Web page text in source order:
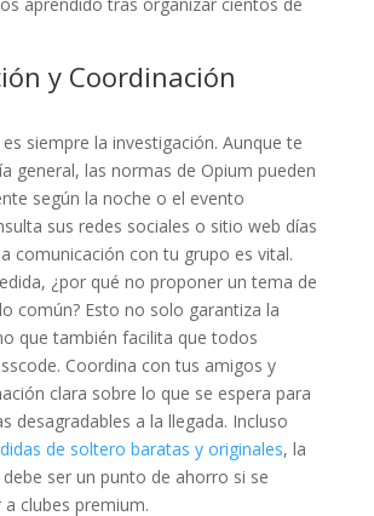
aprendido tras organizar cientos de
y Coordinación
siempre la investigación. Aunque te
general, las normas de Opium pueden
según la noche o el evento
sus redes sociales o sitio web días
comunicación con tu grupo es vital.
¿por qué no proponer un tema de
común? Esto no solo garantiza la
que también facilita que todos
Coordina con tus amigos y
clara sobre lo que se espera para
desagradables a la llegada. Incluso
de soltero baratas y originales, la
ser un punto de ahorro si se
a clubes premium.